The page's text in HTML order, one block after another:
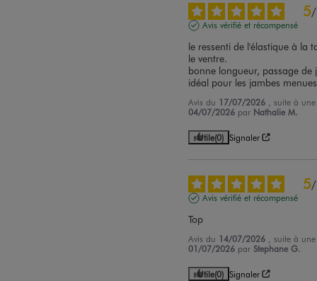
5/
Avis vérifié et récompensé
le ressenti de l'élastique à la
le ventre.
bonne longueur, passage
idéal pour les jambes
Avis du 17/07/2026
, suite à
04/07/2026 par Nathalie M.
Utile(0) Signaler
5/
Avis vérifié et récompensé
Top
Avis du 14/07/2026
, suite à
01/07/2026 par Stephane G.
Utile(0) Signaler